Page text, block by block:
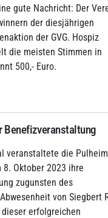
gute Nachricht: Der
der diesjährigen
der GVG. Hospiz
die meisten Stimmen in
500,- Euro.
Benefizveranstaltung
veranstaltete die
Oktober 2023 ihre
zugunsten des
von Siegbert
erfolgreichen